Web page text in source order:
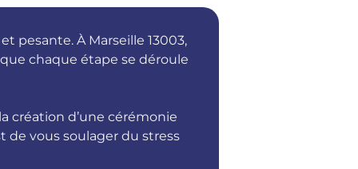
pesante. À Marseille 13003,
chaque étape se déroule
création d’une cérémonie
de vous soulager du stress